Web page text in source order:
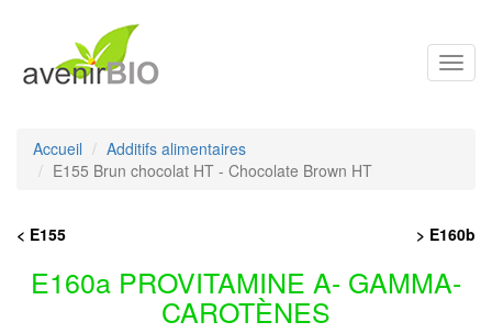
Accueil
Additifs alimentaires
E155 Brun chocolat HT - Chocolate Brown HT
< E155 > E160b
E160a PROVITAMINE A- GAMMA-
CAROTÈNES